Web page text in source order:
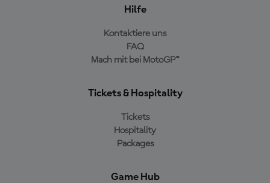
Hilfe
Kontaktiere uns
FAQ
Mach mit bei MotoGP™
Tickets & Hospitality
Tickets
Hospitality
Packages
Game Hub